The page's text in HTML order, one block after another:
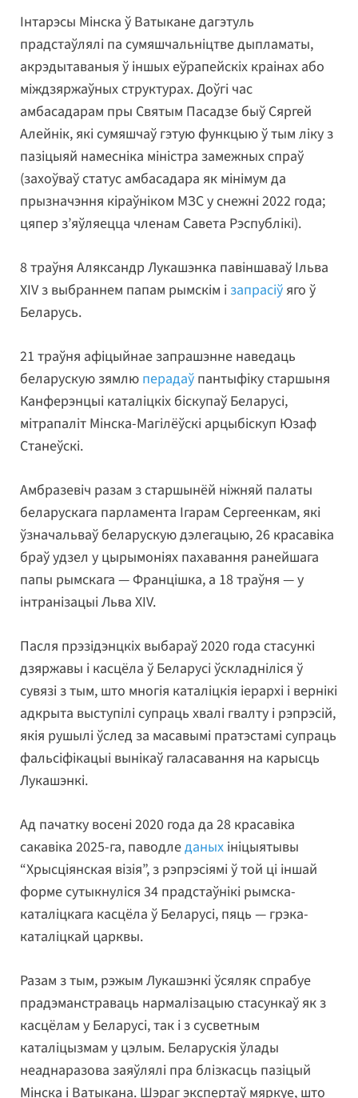
Інтарэсы Мінска ў Ватыкане дагэтуль
прадстаўлялі па сумяшчальніцтве дыпламаты,
акрэдытаваныя ў іншых еўрапейскіх краінах або
міждзяржаўных структурах. Доўгі час
амбасадарам пры Святым Пасадзе быў Сяргей
Алейнік, які сумяшчаў гэтую функцыю ў тым ліку з
пазіцыяй намесніка міністра замежных спраў
(захоўваў статус амбасадара як мінімум да
прызначэння кіраўніком МЗС у снежні 2022 года;
цяпер з’яўляецца членам Савета Рэспублікі).
8 траўня Аляксандр Лукашэнка павіншаваў Ільва
XIV з выбраннем папам рымскім і запрасіў яго ў
Беларусь.
21 траўня афіцыйнае запрашэнне наведаць
беларускую зямлю перадаў пантыфіку старшыня
Канферэнцыі каталіцкіх біскупаў Беларусі,
мітрапаліт Мінска-Магілёўскі арцыбіскуп Юзаф
Станеўскі.
Амбразевіч разам з старшынёй ніжняй палаты
беларускага парламента Ігарам Сергеенкам, які
ўзначальваў беларускую дэлегацыю, 26 красавіка
браў удзел у цырымоніях пахавання ранейшага
папы рымскага — Францішка, а 18 траўня — у
інтранізацыі Льва XIV.
Пасля прэзідэнцкіх выбараў 2020 года стасункі
дзяржавы і касцёла ў Беларусі ўскладніліся ў
сувязі з тым, што многія каталіцкія іерархі і вернікі
адкрыта выступілі супраць хвалі гвалту і рэпрэсій,
якія рушылі ўслед за масавымі пратэстамі супраць
фальсіфікацыі вынікаў галасавання на карысць
Лукашэнкі.
Ад пачатку восені 2020 года да 28 красавіка
сакавіка 2025-га, паводледаных ініцыятывы
“Хрысціянская візія”, з рэпрэсіямі ў той ці іншай
форме сутыкнуліся 34 прадстаўнікі рымска-
каталіцкага касцёла ў Беларусі, пяць — грэка-
каталіцкай царквы.
Разам з тым, рэжым Лукашэнкі ўсяляк спрабуе
прадэманстраваць нармалізацыю стасункаў як з
касцёлам у Беларусі, так і з сусветным
каталіцызмам у цэлым. Беларускія ўлады
неаднаразова заяўлялі пра блізкасць пазіцый
Мінска і Ватыкана. Шэраг экспертаў мяркуе, што